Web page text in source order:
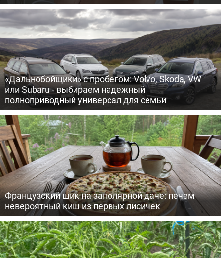
«Дальнобойщики» с пробегом: Volvo, Skoda, VW
или Subaru - выбираем надежный
полноприводный универсал для семьи
Французский шик на заполярной даче: печем
невероятный киш из первых лисичек